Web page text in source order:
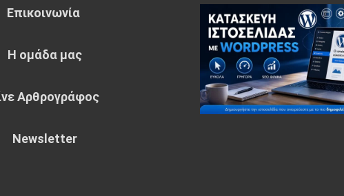
Επικοινωνία
Η ομάδα μας
Αρθρογράφος
Newsletter